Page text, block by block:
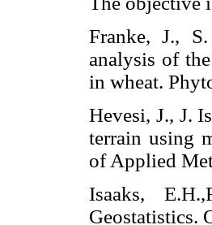
Franke, J.,
analysis of
in wheat.
Hevesi, J., J.
terrain using
of Applied
Isaaks,